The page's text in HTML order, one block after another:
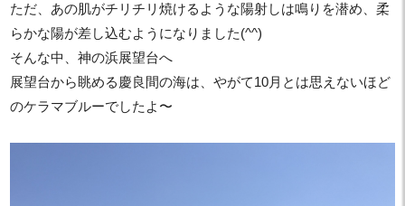
ただ、あの肌がチリチリ焼けるような陽射しは鳴りを潜め、柔
らかな陽が差し込むようになりました(^^)
そんな中、神の浜展望台へ
展望台から眺める慶良間の海は、やがて10月とは思えないほど
のケラマブルーでしたよ〜